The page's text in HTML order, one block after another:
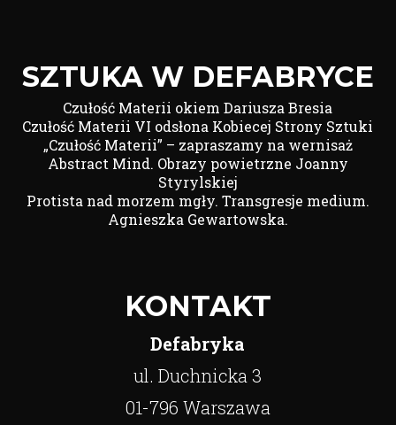
SZTUKA W DEFABRYCE
Czułość Materii okiem Dariusza Bresia
Czułość Materii VI odsłona Kobiecej Strony Sztuki
„Czułość Materii” – zapraszamy na wernisaż
Abstract Mind. Obrazy powietrzne Joanny
Styrylskiej
Protista nad morzem mgły. Transgresje medium.
Agnieszka Gewartowska.
KONTAKT
Defabryka
ul. Duchnicka 3
01-796 Warszawa